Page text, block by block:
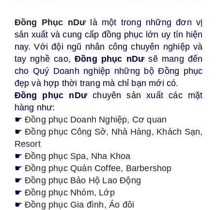
Đồng Phục nDư là một trong những đơn vị
sản xuất và cung cấp đồng phục lớn uy tín hiện
nay. Với đội ngũ nhân công chuyên nghiệp và
tay nghề cao,Đồng phục nDư sẽ mang đến
cho Quý Doanh nghiệp những bộ Đồng phục
đẹp và hợp thời trang mà chỉ bạn mới có.
Đồng phục nDư chuyên sản xuất các mặt
hàng như:
☛ Đồng phục Doanh Nghiệp, Cơ quan
☛Đồng phục Công Sở, Nhà Hàng, Khách Sạn,
Resort
☛ Đồng phục Spa, Nha Khoa
☛ Đồng phục Quán Coffee, Barbershop
☛ Đồng phục Bảo Hộ Lao Động
☛ Đồng phục Nhóm, Lớp
☛ Đồng phục Gia đình, Áo đôi